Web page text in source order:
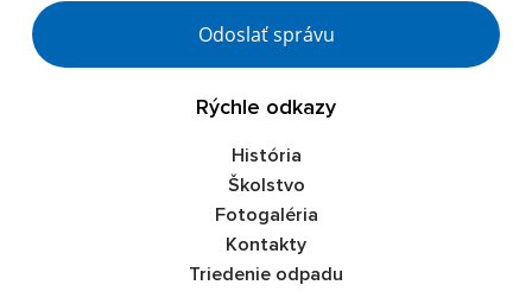
Google reCaptcha Response
Odoslať správu
Rýchle odkazy
História
Školstvo
Fotogaléria
Kontakty
Triedenie odpadu